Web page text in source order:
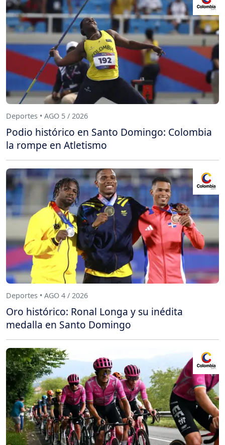
Deportes • AGO 5 / 2026
Podio histórico en Santo Domingo: Colombia
la rompe en Atletismo
Deportes • AGO 4 / 2026
Oro histórico: Ronal Longa y su inédita
medalla en Santo Domingo